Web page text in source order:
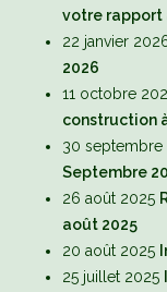
votre rapport
22 janvier
2026
11 octobre
construction
30 septembre
Septembre
26 août 2025
août 2025
20 août 2025
25 juillet 2025